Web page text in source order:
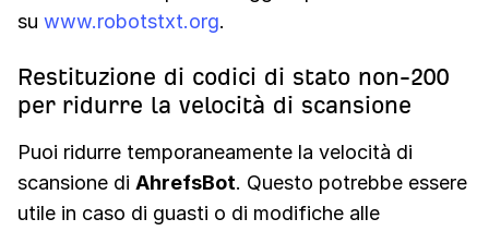
su www.robotstxt.org.
Restituzione di codici di stato non-200
per ridurre la velocità di scansione
Puoi ridurre temporaneamente la velocità di
scansione di AhrefsBot. Questo potrebbe essere
utile in caso di guasti o di modifiche alle